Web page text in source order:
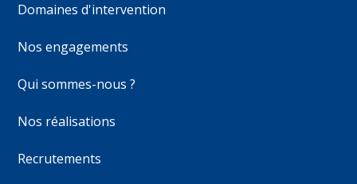
Domaines d'intervention
Nos engagements
Qui sommes-nous ?
Nos réalisations
Recrutements